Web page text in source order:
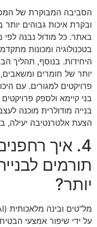
הסביבה המבוקרת של
ובקרת איכות גבוהים
באתר. כל מודול נבנה לפי
בטכנולוגיה ומכונות
היחידות. בנוסף, תהליך
יותר של חומרים
פרויקטים למגורים. עם
בני קיימא ולספק
בנייה מודולרית מוכנה
הצעת אלטרנטיבה יעילה,
4. איך
תורמים
יותר?
על ידי שיפור אמצעי